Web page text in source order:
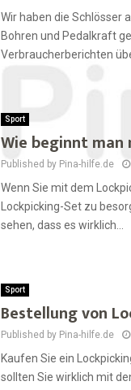
Wir haben die Schlösser
Bohren und Pedalkraft
Verbraucherberichten
Sport
Wie beginnt man
Published by Pina-hilfe.de
Wenn Sie mit dem
Lockpicking-Set zu
sehen, dass es wirklich...
Sport
Bestellung von
Published by Pina-hilfe.de
Kaufen Sie ein
sollten Sie wirklich mit